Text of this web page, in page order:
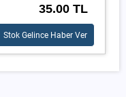
35.00 TL
Stok Gelince Haber Ver